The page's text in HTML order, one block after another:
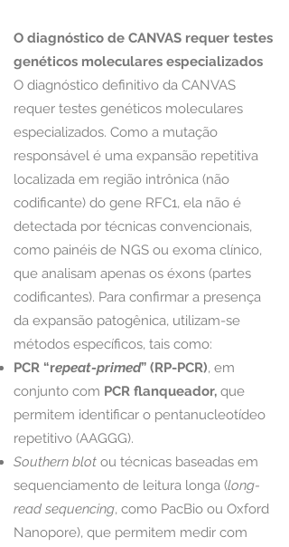
O diagnóstico de CANVAS requer testes
genéticos moleculares especializados
O diagnóstico definitivo da CANVAS
requer testes genéticos moleculares
especializados. Como a mutação
responsável é uma expansão repetitiva
localizada em região intrônica (não
codificante) do gene RFC1, ela não é
detectada por técnicas convencionais,
como painéis de NGS ou exoma clínico,
que analisam apenas os éxons (partes
codificantes). Para confirmar a presença
da expansão patogênica, utilizam-se
métodos específicos, tais como:
PCR “repeat-primed” (RP-PCR), em
conjunto com PCR flanqueador, que
permitem identificar o pentanucleotídeo
repetitivo (AAGGG).
Southern blot ou técnicas baseadas em
sequenciamento de leitura longa (long-
read sequencing, como PacBio ou Oxford
Nanopore), que permitem medir com